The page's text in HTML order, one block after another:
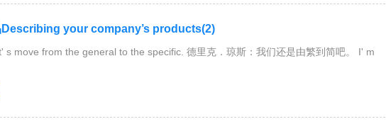
Describing your company’s products(2)
s move from the general to the specific. 德里克．琼斯：我们还是由繁到简吧。 I' m